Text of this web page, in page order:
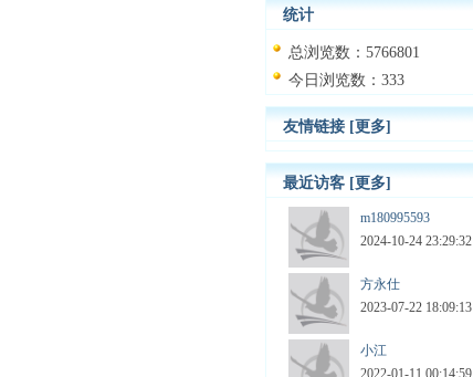
统计
总浏览数：5766801
今日浏览数：333
友情链接 [更多]
最近访客 [更多]
m180995593
2024-10-24 23:29:32
方永仕
2023-07-22 18:09:13
小江
2022-01-11 00:14:59